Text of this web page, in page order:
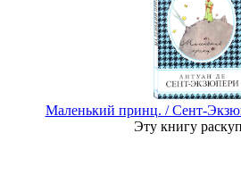
Маленький принц. / Сент-
Эту книгу